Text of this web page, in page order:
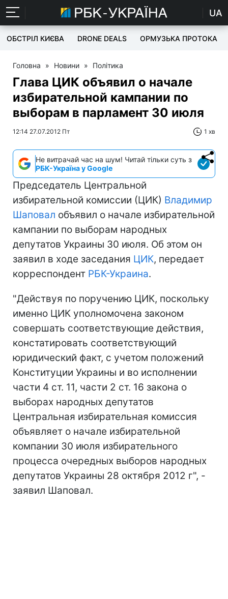
UA
ОБСТРІЛ КИЄВА DRONE DEALS ОРМУЗЬКА ПРОТОКА
Головна » Новини » Політика
Глава ЦИК объявил о начале
избирательной кампании по
выборам в парламент 30 июля
12:14 27.07.2012 Пт 1 хв
Не витрачай час на шум! Читай тільки суть з
РБК-Україна у Google
Председатель Центральной
избирательной комиссии (ЦИК) Владимир
Шаповал объявил о начале избирательной
кампании по выборам народных
депутатов Украины 30 июля. Об этом он
заявил в ходе заседания ЦИК, передает
корреспондент РБК-Украина.
"Действуя по поручению ЦИК, поскольку
именно ЦИК уполномочена законом
совершать соответствующие действия,
констатировать соответствующий
юридический факт, с учетом положений
Конституции Украины и во исполнении
части 4 ст. 11, части 2 ст. 16 закона о
выборах народных депутатов
Центральная избирательная комиссия
объявляет о начале избирательной
компании 30 июля избирательного
процесса очередных выборов народных
депутатов Украины 28 октября 2012 г", -
заявил Шаповал.